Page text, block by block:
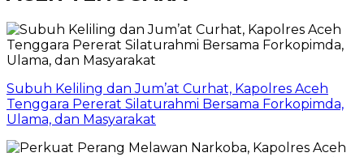
Subuh Keliling dan Jum’at Curhat, Kapolres Aceh
Tenggara Pererat Silaturahmi Bersama Forkopimda,
Ulama, dan Masyarakat